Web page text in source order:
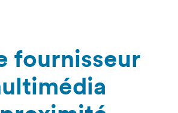
fournisseur